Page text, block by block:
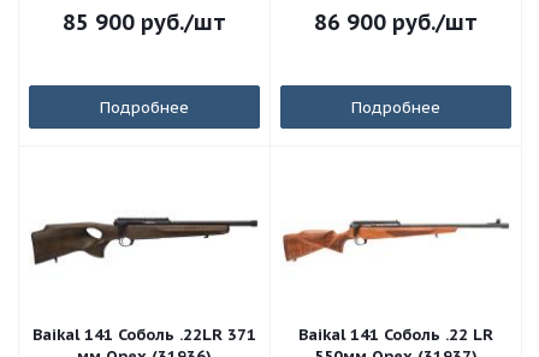
85 900 руб./шт
Подробнее
86 900 руб./шт
Подробнее
Baikal 141 Соболь .22LR 371
Baikal 141 Соболь .22 LR